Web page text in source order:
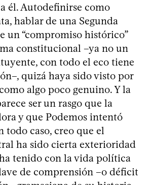
él. Autodefinirse como
hablar de una Segunda
un “compromiso histórico”
constitucional –ya no un
con todo el eco tiene
quizá haya sido visto por
algo poco genuino. Y la
ser un rasgo que la
y que Podemos intentó
todo caso, creo que el
ha sido cierta exterioridad
tenido con la vida política
de comprensión –o déficit